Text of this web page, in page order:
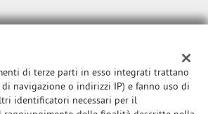
(PV)
di terze parti in esso integrati trattano
navigazione o indirizzi IP) e fanno uso di
identificatori necessari per il